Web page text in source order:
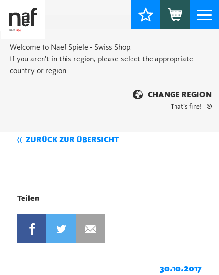
Welcome to Naef Spiele - Swiss Shop.
If you aren’t in this region, please select the appropriate
country or region.
CHANGE REGION
That’s fine!
ZURÜCK ZUR ÜBERSICHT
Teilen
30.10.2017